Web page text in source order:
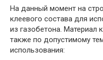
На данный момент на
клеевого состава для
из газобетона. Материал
также по допустимому
использования: